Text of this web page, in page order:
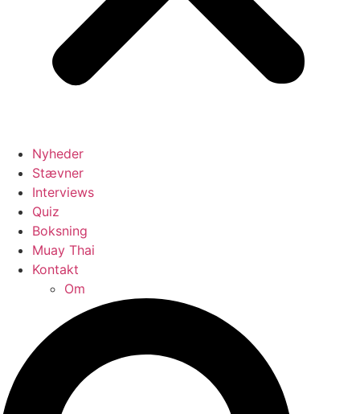
Nyheder
Stævner
Interviews
Quiz
Boksning
Muay Thai
Kontakt
Om